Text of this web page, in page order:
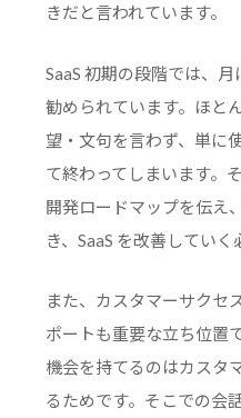
きだと言われています。
SaaS 初期の段階では、月
勧められています。ほと
望・文句を言わず、単に
て終わってしまいます。
開発ロードマップを伝え
き、SaaS を改善していく
また、カスタマーサクセ
ポートも重要な立ち位置
機会を持てるのはカスタ
るためです。そこでの会